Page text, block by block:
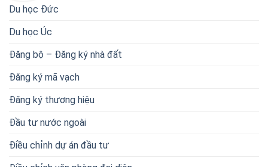
Du học Đức
Du học Úc
Đăng bộ – Đăng ký nhà đất
Đăng ký mã vạch
Đăng ký thương hiệu
Đầu tư nước ngoài
Điều chỉnh dự án đầu tư